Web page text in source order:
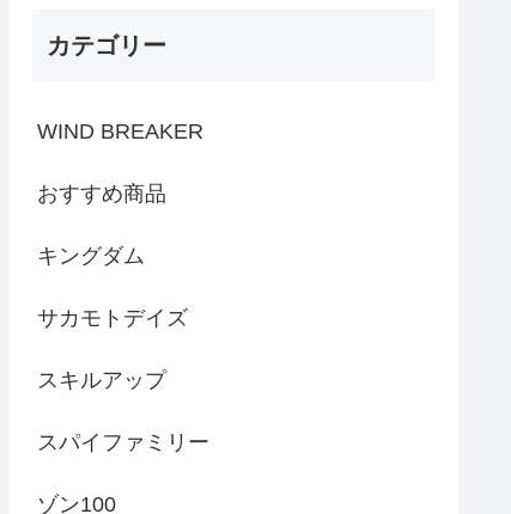
カテゴリー
WIND BREAKER
おすすめ商品
キングダム
サカモトデイズ
スキルアップ
スパイファミリー
ゾン100